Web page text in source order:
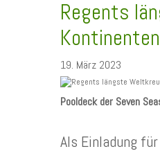
Regents
Kontinenten
19. März 2023
Pooldeck der Seven
Als Einladung